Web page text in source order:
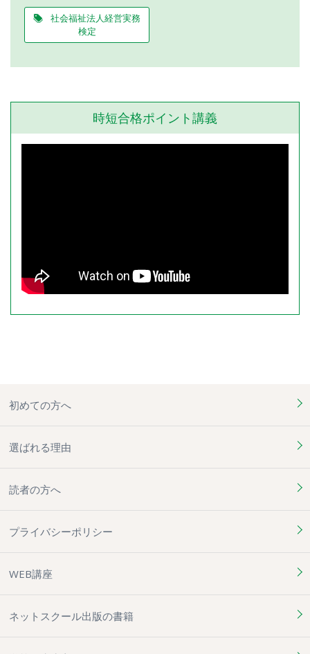
社会福祉法人経営実務
検定
時短合格ポイント講義
初めての方へ
選ばれる理由
読者の方へ
プライバシーポリシー
WEB講座
ネットスクール出版の書籍